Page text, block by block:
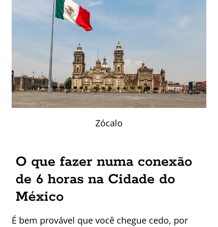
Zócalo
O que fazer numa conexão
de 6 horas na Cidade do
México
É bem provável que você chegue cedo, por